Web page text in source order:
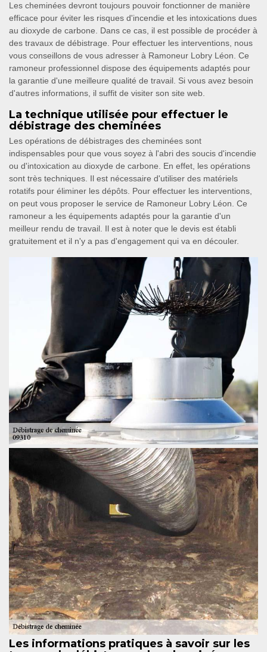
Les cheminées devront toujours pouvoir fonctionner de manière
efficace pour éviter les risques d'incendie et les intoxications dues
au dioxyde de carbone. Dans ce cas, il est possible de procéder à
des travaux de débistrage. Pour effectuer les interventions, nous
vous conseillons de vous adresser à Ramoneur Lobry Léon. Ce
ramoneur professionnel dispose des équipements adaptés pour
la garantie d'une meilleure qualité de travail. Si vous avez besoin
d'autres informations, il suffit de visiter son site web.
La technique utilisée pour effectuer le
débistrage des cheminées
Les opérations de débistrages des cheminées sont
indispensables pour que vous soyez à l'abri des soucis d'incendie
ou d'intoxication au dioxyde de carbone. En effet, les opérations
sont très techniques. Il est nécessaire d'utiliser des matériels
rotatifs pour éliminer les dépôts. Pour effectuer les interventions,
on peut vous proposer le service de Ramoneur Lobry Léon. Ce
ramoneur a les équipements adaptés pour la garantie d'un
meilleur rendu de travail. Il est à noter que le devis est établi
gratuitement et il n'y a pas d'engagement qui va en découler.
Les informations pratiques à savoir sur les